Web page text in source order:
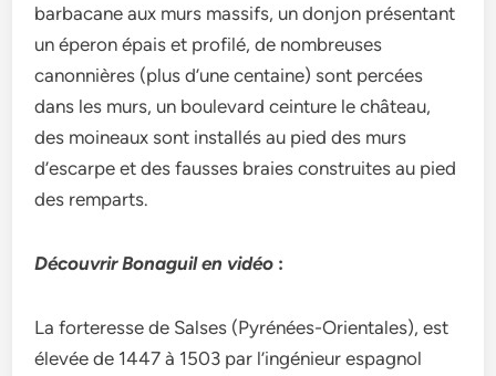
barbacane aux murs massifs, un donjon présentant
un éperon épais et profilé, de nombreuses
canonnières (plus d’une centaine) sont percées
dans les murs, un boulevard ceinture le château,
des moineaux sont installés au pied des murs
d’escarpe et des fausses braies construites au pied
des remparts.
Découvrir Bonaguil en vidéo :
La forteresse de Salses (Pyrénées-Orientales), est
élevée de 1447 à 1503 par l’ingénieur espagnol